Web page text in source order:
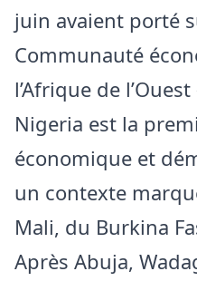
juin avaient porté
Communauté
l’Afrique de
Nigeria est la
économique et
un contexte
Mali, du Burkina
Après Abuja,